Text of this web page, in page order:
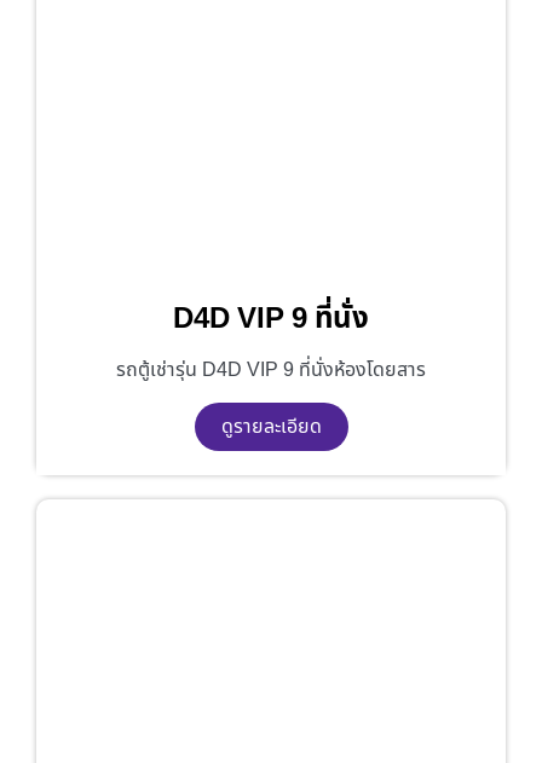
D4D VIP 9 ที่นั่ง
รถตู้เช่ารุ่น D4D VIP 9 ที่นั่งห้องโดยสาร
ดูรายละเอียด